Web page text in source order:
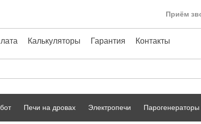
Приём
Калькуляторы Гарантия Контакты
Печи на дровах Электропечи Парогенераторы